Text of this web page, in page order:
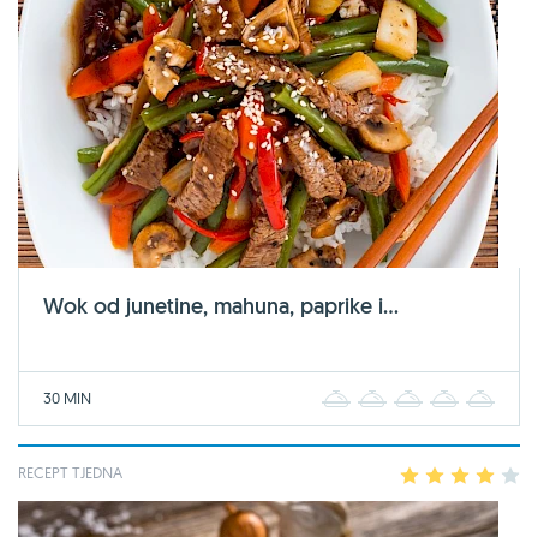
Wok od junetine, mahuna, paprike i...
30 MIN 2 3 4
RECEPT TJEDNA 2 3 4